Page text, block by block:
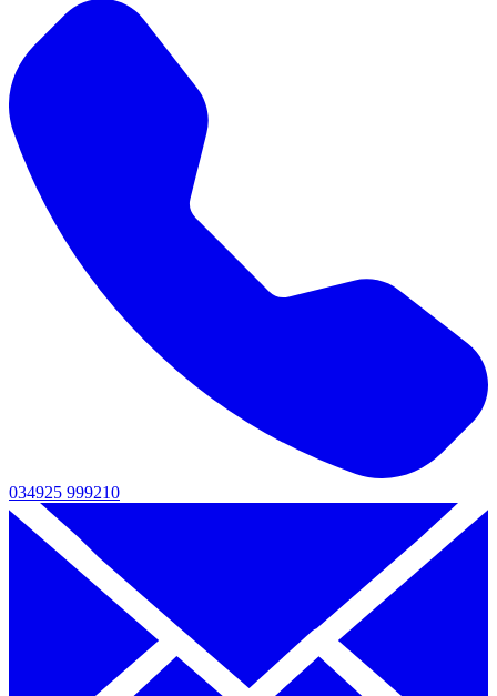
034925 999210